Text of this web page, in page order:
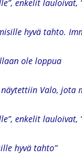
enkelit lauloivat,
hyvä tahto.
ole loppua
Valo, jota
enkelit lauloivat,
hyvä tahto”